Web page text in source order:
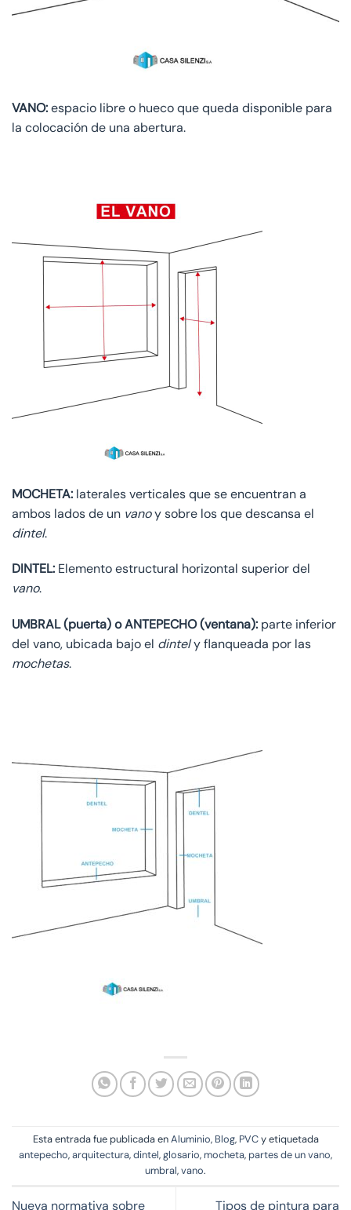
VANO:espacio libre o hueco que queda disponible para
la colocación de una abertura.
MOCHETA: laterales verticales que se encuentran a
ambos lados de un vanoy sobre los que descansa el
dintel.
DINTEL: Elemento estructural horizontal superior del
vano.
UMBRAL (puerta) o ANTEPECHO (ventana): parte inferior
del vano, ubicada bajo el dintely flanqueada por las
mochetas.
Esta entrada fue publicada enAluminio, Blog, PVCy etiquetada
antepecho,arquitectura,dintel,glosario, mocheta, partes de un vano,
umbral,vano.
Nueva normativa sobre Tipos de pintura para